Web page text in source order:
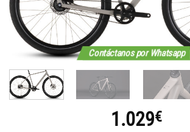
Contáctanos por Whatsapp
1.029€